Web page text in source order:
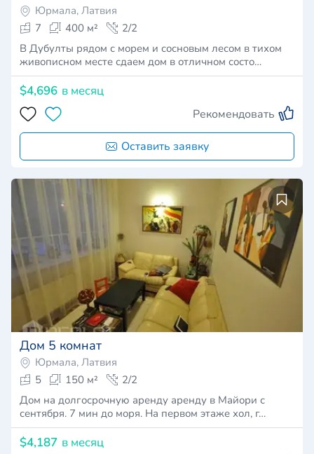
Юрмала, Латвия
7
400 м²
2/2
В Дубулты рядом с морем и сосновым лесом в тихом
живописном месте сдаем дом в отличном состо…
$4,696 в месяц
Рекомендовать
Оставить заявку
Дом 5 комнат
Юрмала, Латвия
5
150 м²
2/2
Дом на долгосрочную аренду аренду в Майори с
сентября. 7 мин до моря. На первом этаже хол, г…
$4,187 в месяц